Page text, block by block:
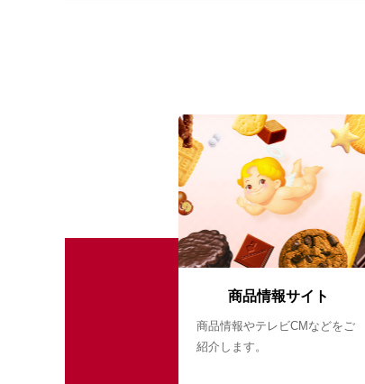
商品情報サイト
商品情報やテレビCMなどをご
紹介します。